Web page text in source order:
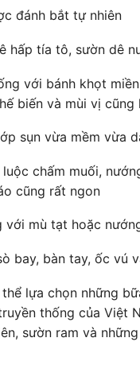
đánh bắt tự nhiên
hấp tía tô, sườn dê
với bánh khọt
biến và mùi vị cũng
sụn vừa mềm vừa
luộc chấm muối,
cũng rất ngon
với mù tạt hoặc
bay, bàn tay, ốc vú
lựa chọn những
thống của Việt
sườn ram và